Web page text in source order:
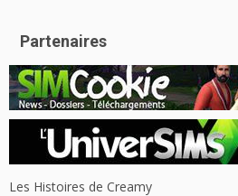
Partenaires
Les Histoires de Creamy